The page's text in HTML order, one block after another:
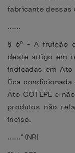
fabricante dessas
......
§ 6º - A fruição
deste artigo em
indicadas em
fica
Ato COTEPE e
produtos não
inciso.
......" (NR)